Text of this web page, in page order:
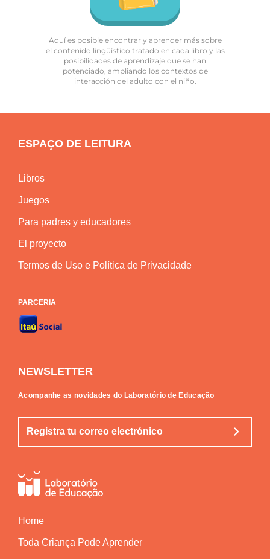
Aquí es posible encontrar y aprender más sobre
el contenido lingüístico tratado en cada libro y las
posibilidades de aprendizaje que se han
potenciado, ampliando los contextos de
interacción del adulto con el niño.
ESPAÇO DE LEITURA
Libros
Juegos
Para padres y educadores
El proyecto
Termos de Uso e Política de Privacidade
PARCERIA
NEWSLETTER
Acompanhe as novidades do Laboratório de Educação
Home
Toda Criança Pode Aprender